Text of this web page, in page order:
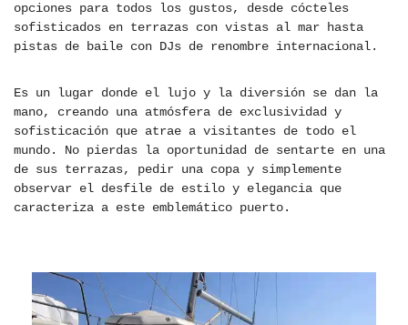
opciones para todos los gustos, desde cócteles
sofisticados en terrazas con vistas al mar hasta
pistas de baile con DJs de renombre internacional.
Es un lugar donde el lujo y la diversión se dan la
mano, creando una atmósfera de exclusividad y
sofisticación que atrae a visitantes de todo el
mundo. No pierdas la oportunidad de sentarte en una
de sus terrazas, pedir una copa y simplemente
observar el desfile de estilo y elegancia que
caracteriza a este emblemático puerto.